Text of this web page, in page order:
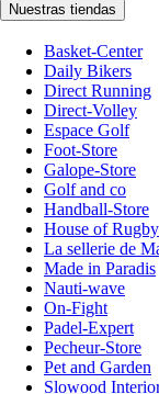
Nuestras tiendas
Basket-Center
Daily Bikers
Direct Running
Direct-Volley
Espace Golf
Foot-Store
Galope-Store
Golf and co
Handball-Store
House of Rugby
La sellerie de
Made in Paradis
Nauti-wave
On-Fight
Padel-Expert
Pecheur-Store
Pet and Garden
Slowood